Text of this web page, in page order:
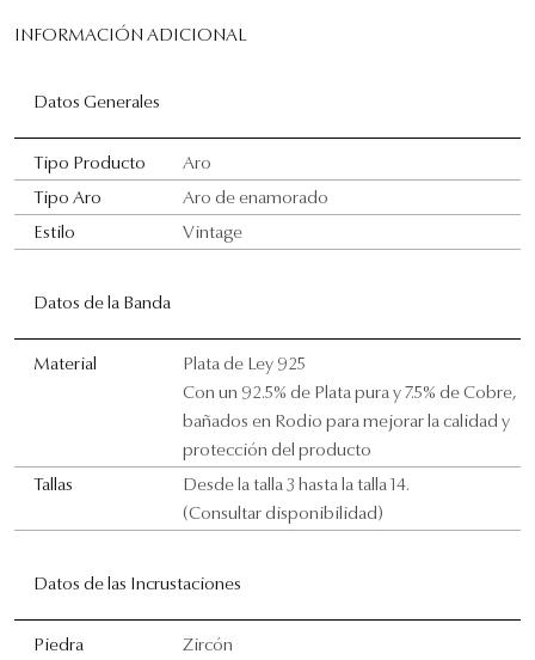
INFORMACIÓN ADICIONAL
Datos Generales
Tipo Producto
Aro
Tipo Aro
Aro de enamorado
Estilo
Vintage
Datos de la Banda
Material
Plata de Ley 925
Con un 92.5% de Plata pura y 7.5% de Cobre,
bañados en Rodio para mejorar la calidad y
protección del producto
Tallas
Desde la talla 3 hasta la talla 14.
(Consultar disponibilidad)
Datos de las Incrustaciones
Piedra
Zircón